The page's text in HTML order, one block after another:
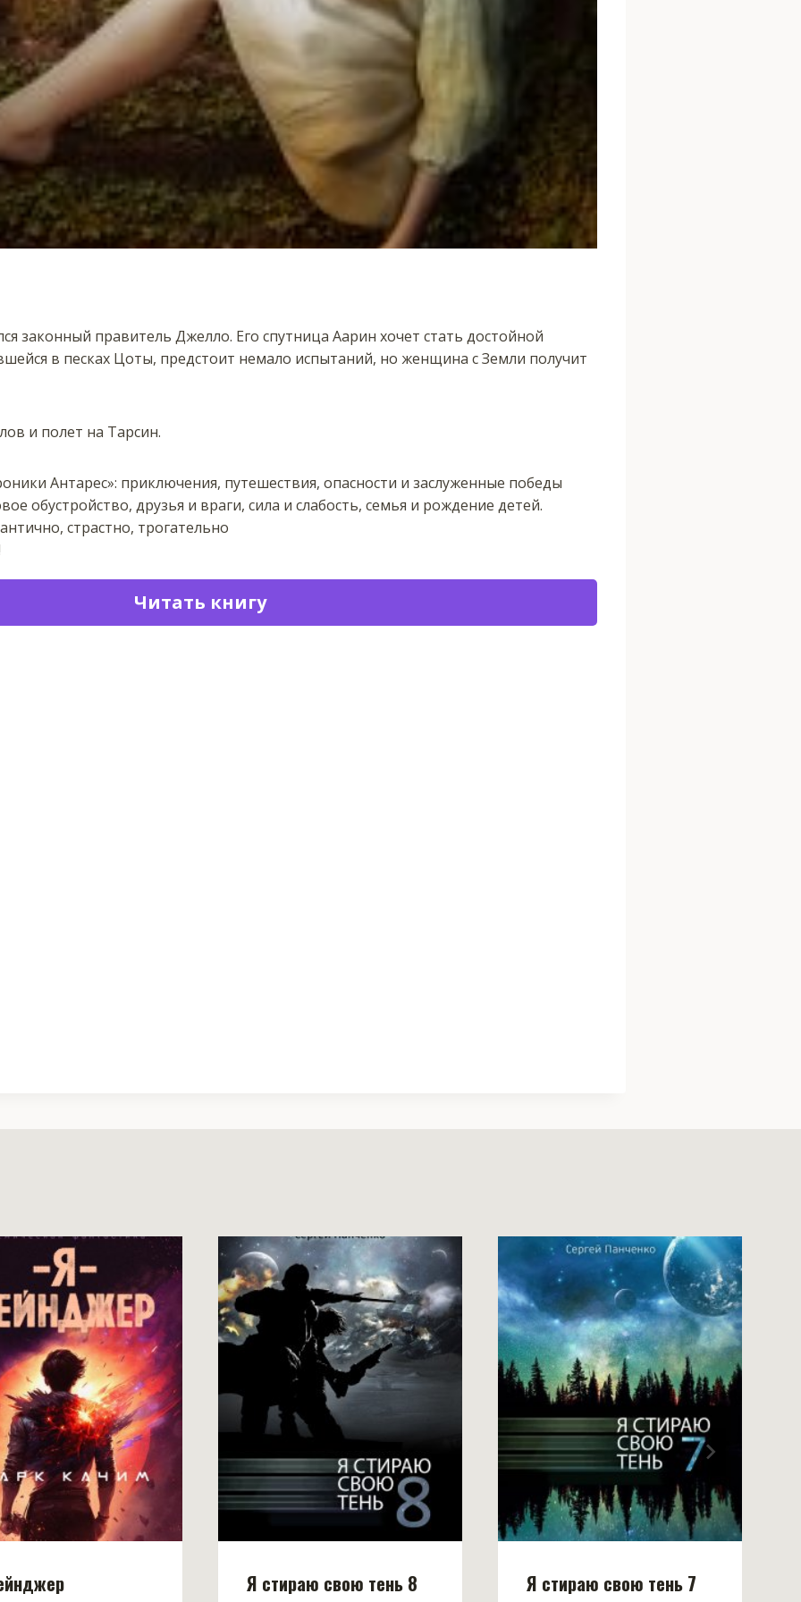
законный правитель Джелло. Его спутница Аарин хочет стать достойной
в песках Цоты, предстоит немало испытаний, но женщина с Земли получит
и полет на Тарсин.
Антарес»: приключения, путешествия, опасности и заслуженные победы
обустройство, друзья и враги, сила и слабость, семья и рождение детей.
страстно, трогательно
Читать книгу
Я стираю свою тень 8 Я стираю свою тень 7